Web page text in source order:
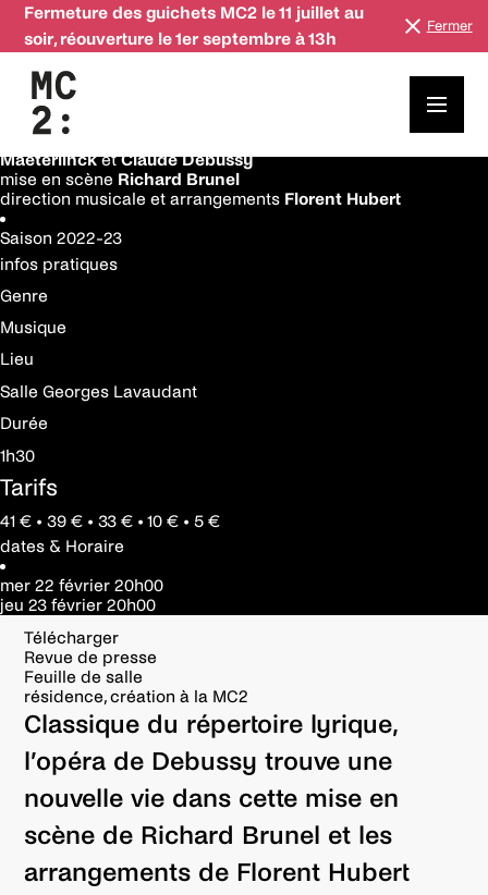
Fermeture des guichets MC2 le 11 juillet au
soir, réouverture le 1er septembre à 13h
Fermer
Saison 2022-23
Mélisande
d’après l’opéra
MaeterlincketClaude Debussy
mise en scène Richard Brunel
direction musicale et arrangements Florent Hubert
Saison 2022-23
infos pratiques
Genre
Musique
Lieu
Salle Georges Lavaudant
Durée
1h30
Tarifs
41 € • 39 € • 33 € • 10 € • 5 €
dates & Horaire
mer 22 février 20h00
jeu 23 février 20h00
Télécharger
Revue de presse
Feuille de salle
résidence, création à la MC2
Classique du répertoire lyrique,
l’opéra de Debussy trouve une
nouvelle vie dans cette mise en
scène de Richard Brunel et les
arrangements de Florent Hubert